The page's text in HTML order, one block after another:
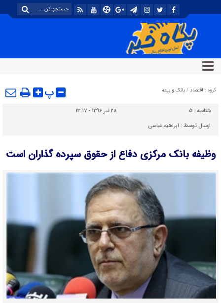
گروه : اقتصاد / بانک و بیمه پ
شناسه : 5
28 تیر 1396 - 13:17
ارسال توسط : ابراهیم عباسی
وظیفه بانک مرکزی دفاع از حقوق سپرده گذاران است